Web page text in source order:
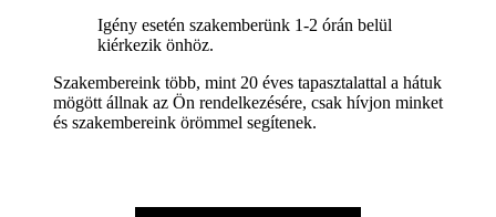
Igény esetén szakemberünk 1-2 órán belül
kiérkezik önhöz.
Szakembereink több, mint 20 éves tapasztalattal a hátuk
mögött állnak az Ön rendelkezésére, csak hívjon minket
és szakembereink örömmel segítenek.